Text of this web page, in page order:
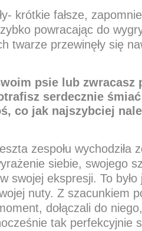
krótkie fałsze,
powracając do
przewinęły się
psie lub zwracasz
serdecznie
co jak najszybciej
zespołu wychodziła
siebie, swojego
ekspresji. To było
nuty. Z szacunkiem
dołączali do
tak perfekcyjnie